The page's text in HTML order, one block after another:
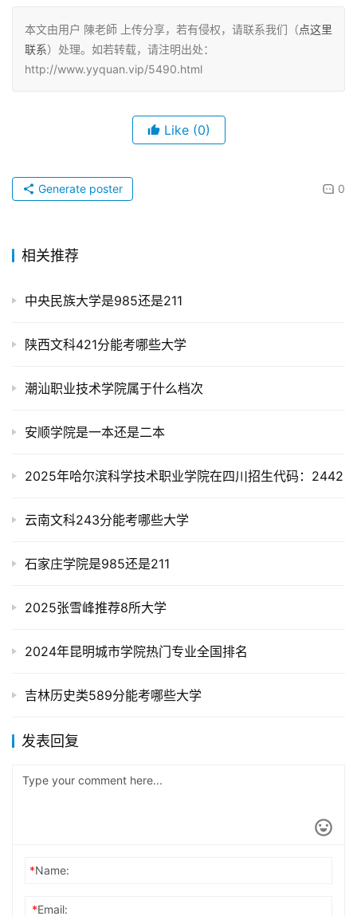
本文由用户 陳老師 上传分享，若有侵权，请联系我们（点这里
联系）处理。如若转载，请注明出处：
http://www.yyquan.vip/5490.html
Like (0)
0
Generate poster
相关推荐
中央民族大学是985还是211
陕西文科421分能考哪些大学
潮汕职业技术学院属于什么档次
安顺学院是一本还是二本
2025年哈尔滨科学技术职业学院在四川招生代码：2442
云南文科243分能考哪些大学
石家庄学院是985还是211
2025张雪峰推荐8所大学
2024年昆明城市学院热门专业全国排名
吉林历史类589分能考哪些大学
发表回复
*Name:
*Email: